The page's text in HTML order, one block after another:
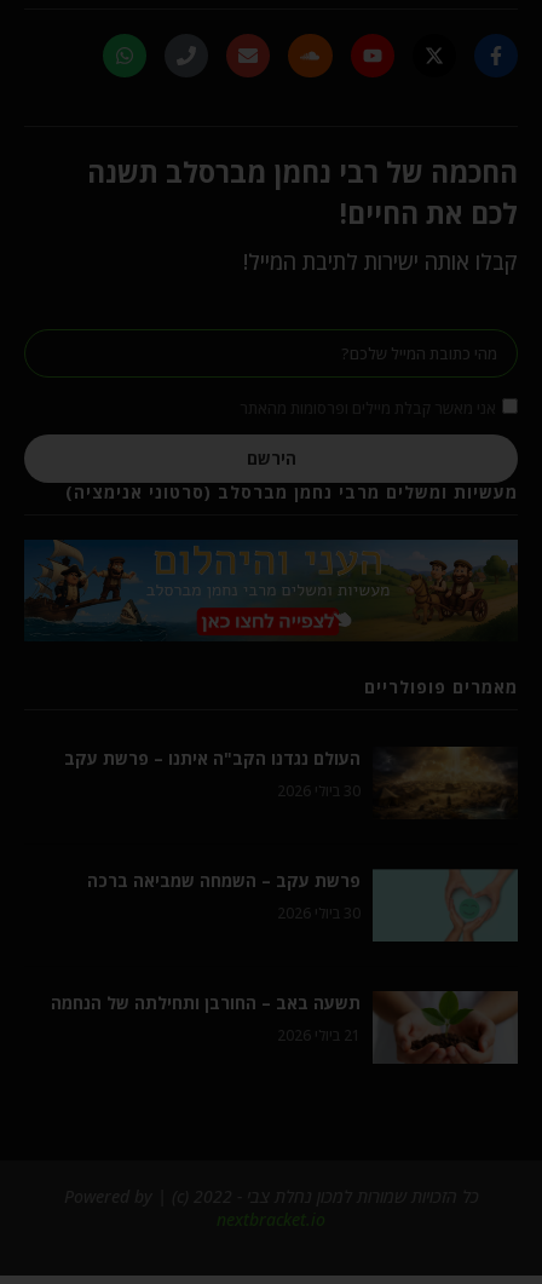
החכמה של רבי נחמן מברסלב תשנה
לכם את החיים!
קבלו אותה ישירות לתיבת המייל!
הירשם
מעשיות ומשלים מרבי נחמן מברסלב (סרטוני אנימציה)
מאמרים פופולריים
העולם נגדנו הקב"ה איתנו – פרשת עקב
30 ביולי 2026
פרשת עקב – השמחה שמביאה ברכה
30 ביולי 2026
תשעה באב – החורבן ותחילתה של הנחמה
21 ביולי 2026
nextbracket.io